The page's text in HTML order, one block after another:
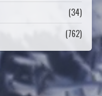
2026
(34)
(762)